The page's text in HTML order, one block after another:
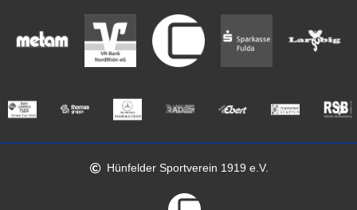
Hünfelder Sportverein 1919 e.V.